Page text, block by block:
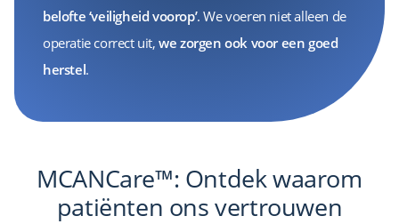
belofte ‘veiligheid voorop’. We voeren niet alleen de
operatie correct uit,we zorgen ook voor een goed
herstel.
MCANCare™: Ontdek waarom
patiënten ons vertrouwen